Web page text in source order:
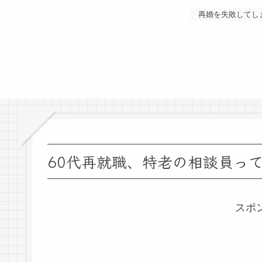
再婚を失敗してし
60代再就職、特老の相談員っ
スポ